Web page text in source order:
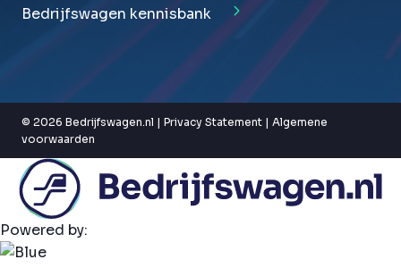
Bedrijfswagen kennisbank
© 2026 Bedrijfswagen.nl | Privacy Statement | Algemene
voorwaarden
Powered by: